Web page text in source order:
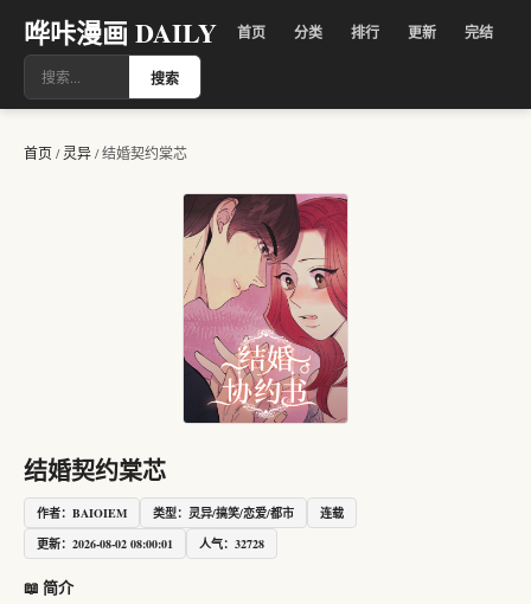
哗咔漫画 DAILY 首页 分类 排行 更新 完结
搜索
首页/灵异/结婚契约棠芯
结婚契约棠芯
作者：BAIOIEM 类型：灵异/搞笑/恋爱/都市
连载
更新：2026-08-02 08:00:01
人气：32728
📖 简介